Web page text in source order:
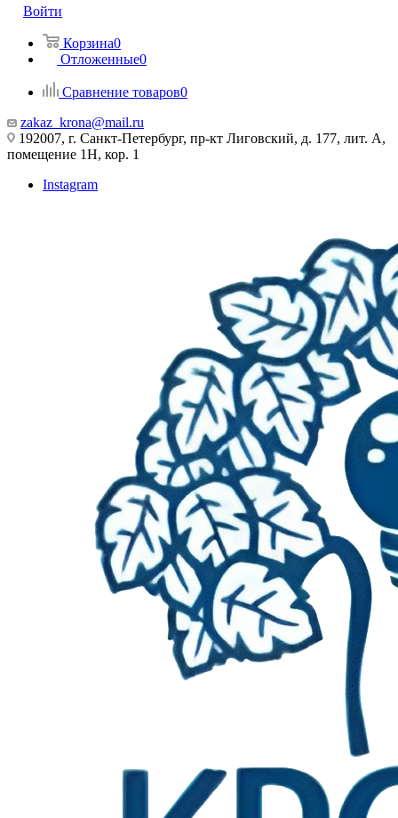
Войти
Корзина0
Отложенные0
Сравнение товаров0
zakaz_krona@mail.ru
192007, г. Санкт-Петербург, пр-кт Лиговский, д. 177, лит. А,
помещение 1Н, кор. 1
Instagram